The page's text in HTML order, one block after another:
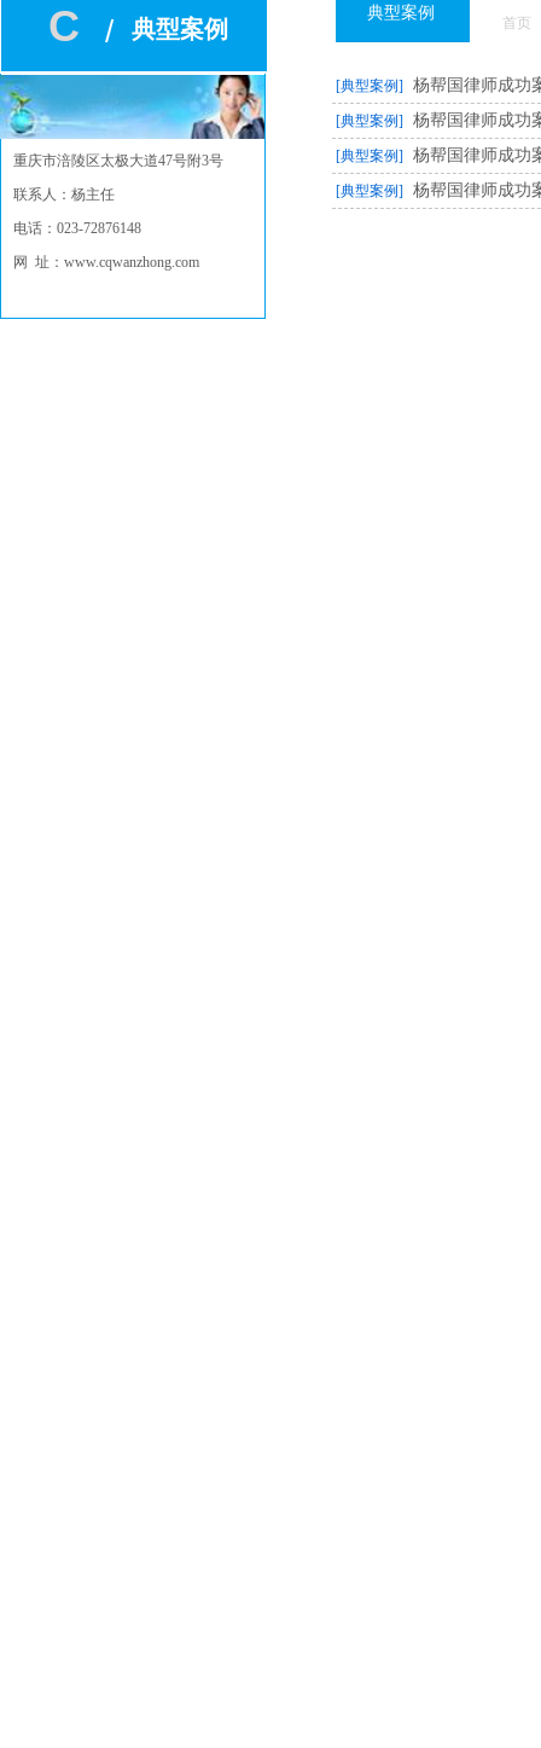
C 典型案例
/ 典型案例 首页
[典型案例] 杨帮国律师成功
[典型案例] 杨帮国律师成功
[典型案例] 杨帮国律师成功
[典型案例] 杨帮国律师成功
双击此处添加文字
重庆市涪陵区太极大道47号附3号
联系人：杨主任
电话：023-72876148
网 址：www.cqwanzhong.com